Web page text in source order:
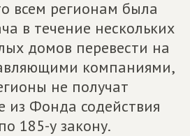
всем регионам была
в течение нескольких
домов перевести на
компаниями,
не получат
из Фонда содействия
185-у закону.